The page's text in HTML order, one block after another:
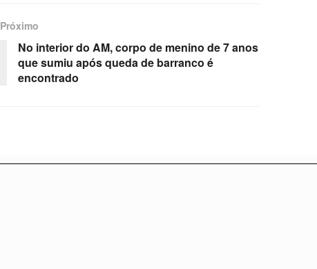
Próximo
No interior do AM, corpo de menino de 7 anos
que sumiu após queda de barranco é
encontrado